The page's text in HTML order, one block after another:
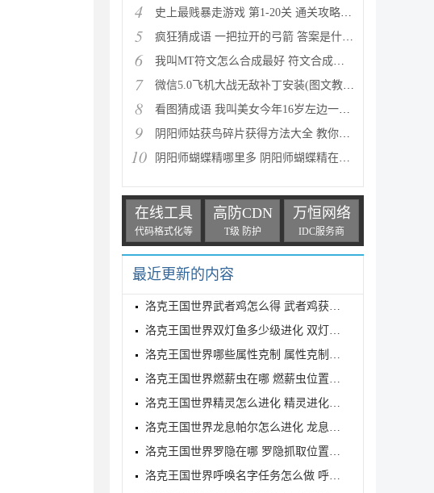
4 史上最贱暴走游戏 第1-20关 通关攻略(图文详解)
5 疯狂猜成语 一把拉开的弓箭 答案是什么成语
6 我叫MT符文怎么合成最好 符文合成攻略推荐
7 微信5.0飞机大战无敌补丁安装(图文教程) 高分攻略
8 看图猜成语 我叫美女今年16岁左边一个女人 答案是什么
9 阴阳师姑获鸟碎片获得方法大全 教你如何快速获得姑获
10 阴阳师蝴蝶精哪里多 阴阳师蝴蝶精在哪里刷
在线工具
代码格式化等
高防CDN
T级 防护
万恒网络
IDC服务商
最近更新的内容
洛克王国世界武者鸡怎么得 武者鸡获得方式
洛克王国世界双灯鱼多少级进化 双灯鱼进化等级介绍
洛克王国世界哪些属性克制 属性克制表分享
洛克王国世界燃薪虫在哪 燃薪虫位置详解
洛克王国世界精灵怎么进化 精灵进化方式
洛克王国世界龙息帕尔怎么进化 龙息帕尔进化介绍
洛克王国世界罗隐在哪 罗隐抓取位置分享
洛克王国世界呼唤名字任务怎么做 呼唤名字任务完成方